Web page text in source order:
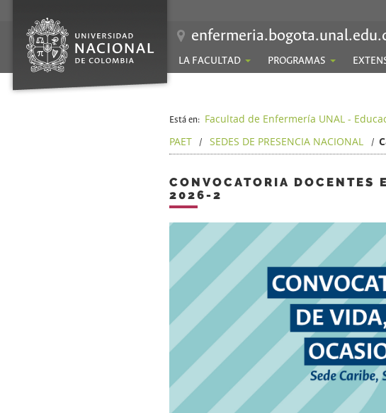
LA FACULTAD PROGRAMAS
Está en: Facultad de Enfermería UNAL -
PAET
/ SEDES DE PRESENCIA NACIONAL /
CONVOCATORIA DOCENTES
2026-2